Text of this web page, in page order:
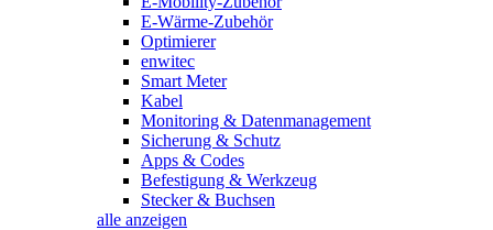
E-Wärme-Zubehör
Optimierer
enwitec
Smart Meter
Kabel
Monitoring & Datenmanagement
Sicherung & Schutz
Apps & Codes
Befestigung & Werkzeug
Stecker & Buchsen
alle anzeigen